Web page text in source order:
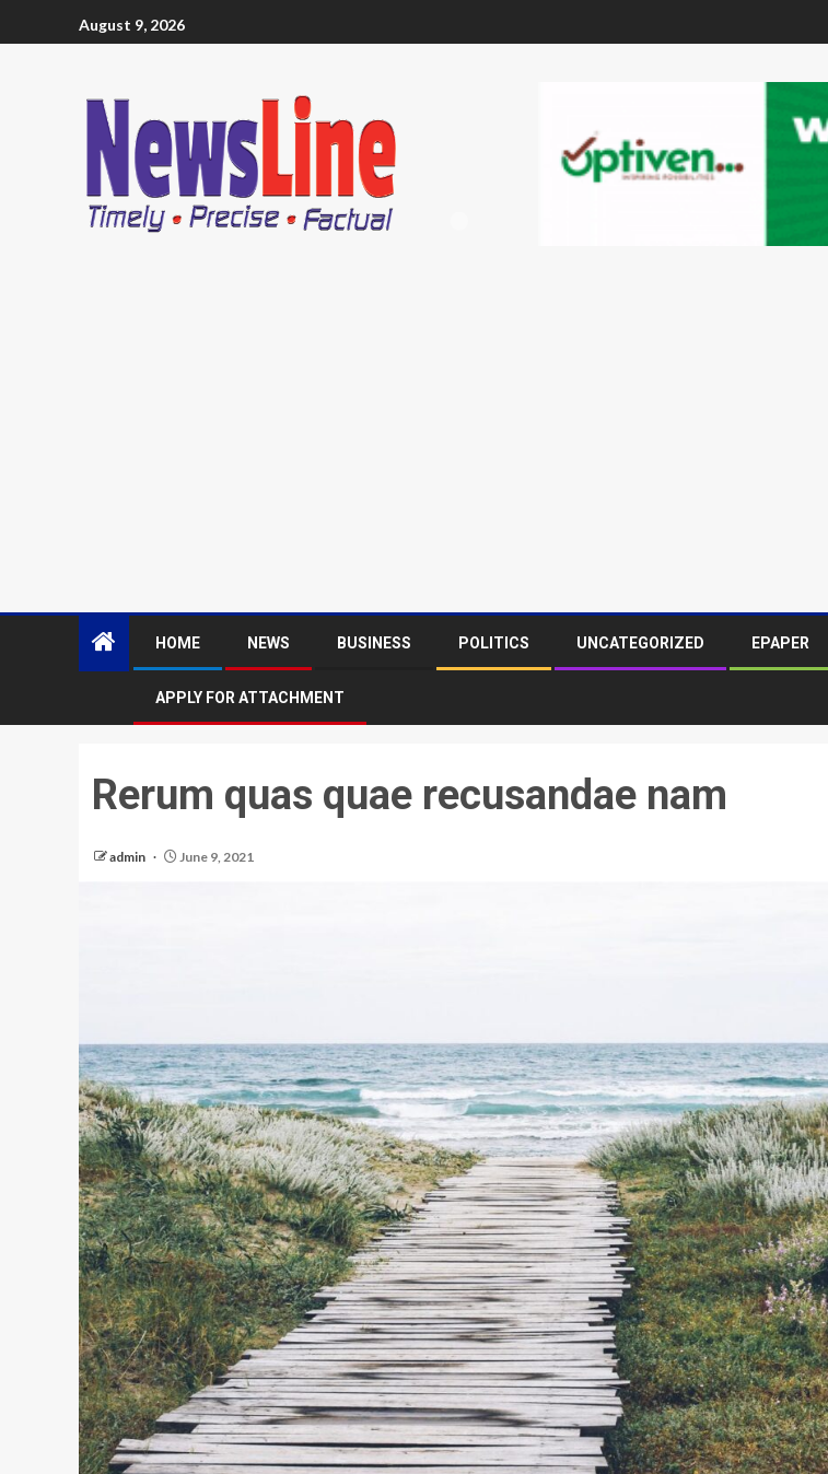
August 9, 2026
HOME NEWS BUSINESS POLITICS UNCATEGORIZED EPAPER
APPLY FOR ATTACHMENT
Rerum quas quae recusandae nam
admin June 9, 2021